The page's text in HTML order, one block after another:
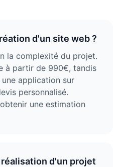
d'un site web ?
la complexité du projet.
à partir de 990€, tandis
application sur
personnalisé.
une estimation
d'un projet